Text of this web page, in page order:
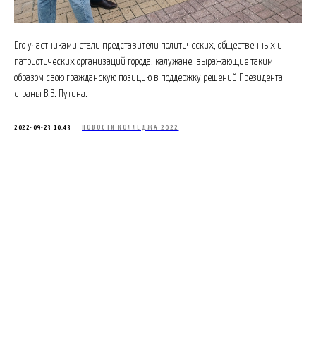
Его участниками стали представители политических, общественных и
патриотических организаций города, калужане, выражающие таким
образом свою гражданскую позицию в поддержку решений Президента
страны В.В. Путина.
2022-09-23 10:43 НОВОСТИ КОЛЛЕДЖА 2022